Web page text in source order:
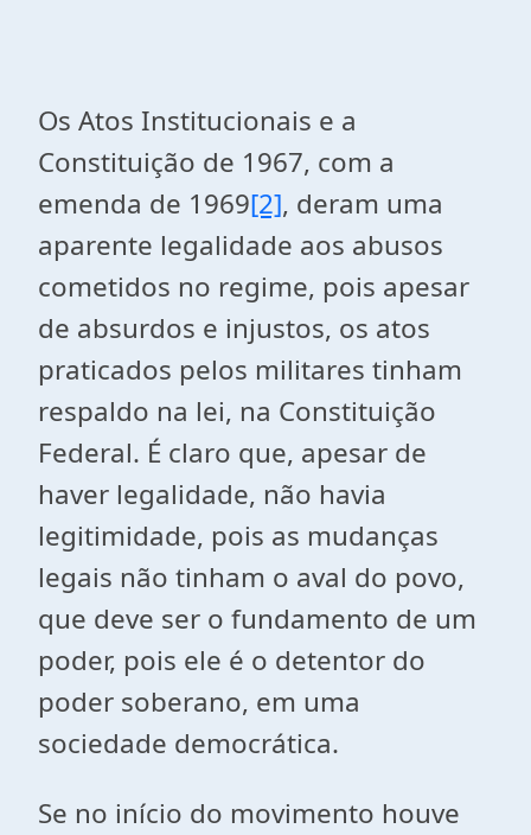
Os Atos Institucionais e a
Constituição de 1967, com a
emenda de 1969[2], deram uma
aparente legalidade aos abusos
cometidos no regime, pois apesar
de absurdos e injustos, os atos
praticados pelos militares tinham
respaldo na lei, na Constituição
Federal. É claro que, apesar de
haver legalidade, não havia
legitimidade, pois as mudanças
legais não tinham o aval do povo,
que deve ser o fundamento de um
poder, pois ele é o detentor do
poder soberano, em uma
sociedade democrática.
Se no início do movimento houve